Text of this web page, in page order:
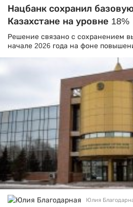
Нацбанк сохранил
Казахстане на уровне 18%
Решение связано с сохранением
начале 2026 года на фоне
Юлия